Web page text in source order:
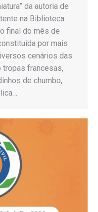
da autoria de
na Biblioteca
final do mês de
por mais
cenários das
tropas francesas,
de chumbo,